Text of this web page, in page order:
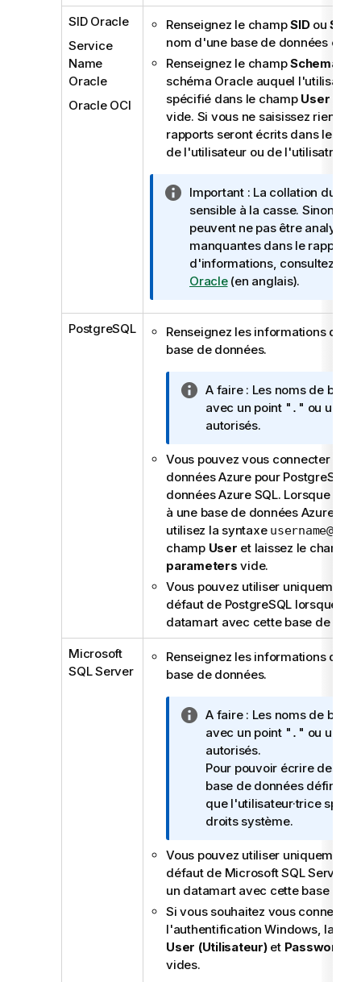
n
f
o
r
m
a
t
i
o
s
SID Oracle
Service
Name
Oracle
Oracle OCI
Renseignez le champSIDou
nom d'une base de données
Renseignez le champSchema
schéma Oracle auquel
spécifié dans le champ User
vide. Si vous ne saisissez rien
rapports seront écrits dans le
de l'utilisateur ou de l'utilisatrice
N
o
t
e
I
n
o
r
m
t
s
Important : La collation du
sensible à la casse. Sinon,
peuvent ne pas être
manquantes dans le rapport.
d'informations, consultez la
Oracle(en anglais).
PostgreSQL
Renseignez les informations de
base de données.
N
o
t
I
n
f
o
r
m
a
t
i
o
n
s
A faire : Les noms de
avec un point " . " ou un
autorisés.
Vous pouvez vous connecter à
données Azure pour PostgreSQL
données Azure SQL. Lorsque
à une base de données Azure
utilisez la syntaxe
champ User et laissez le champ
parameters vide.
Vous pouvez utiliser uniquement
défaut de PostgreSQL lorsque
datamart avec cette base de
Microsoft
SQL Server
Renseignez les informations de
base de données.
N
o
t
e
I
n
f
r
m
a
t
i
o
A faire : Les noms de
avec un point " . " ou un
autorisés.
Pour pouvoir écrire des
base de données définie,
que l'utilisateur·trice
droits système.
Vous pouvez utiliser uniquement
défaut de Microsoft SQL Server
un datamart avec cette base de
Si vous souhaitez vous
l'authentification Windows,
User (Utilisateur)et Password
vides.